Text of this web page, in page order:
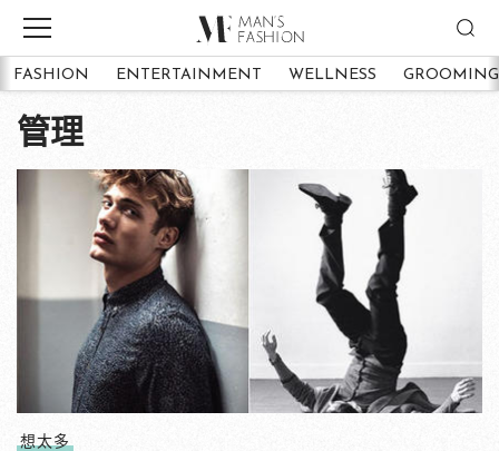
FASHION ENTERTAINMENT WELLNESS GROOMING
管理
想太多